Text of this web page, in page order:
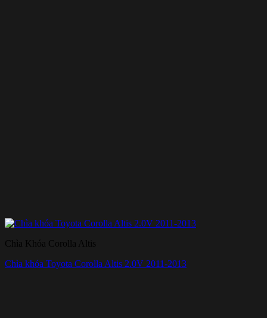
Chìa Khóa Corolla Altis
Chìa khóa Toyota Corolla Altis 2.0V 2011-2013